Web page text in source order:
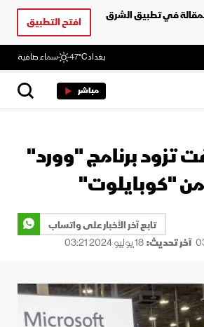
في تطبيق الشرق
افتح التطبيق
بغداد47°C سماء صافية
مباشر
تزود برنامج "وورد"
من "كوبايلوت"
تابع آخر الأخبار على واتساب
آخر تحديث:18 يوليو 2024 03:21